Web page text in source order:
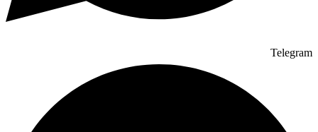
Telegram